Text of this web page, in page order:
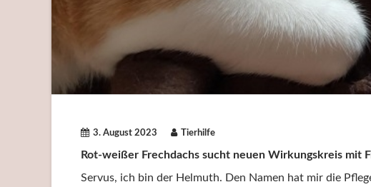
3. August 2023 Tierhilfe
Rot-weißer Frechdachs sucht neuen Wirkungskreis mit
Servus, ich bin der Helmuth. Den Namen hat mir die